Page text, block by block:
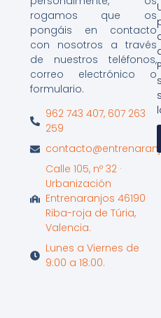
rogamos que os
pongáis en contacto
con nosotros a través
de nuestros teléfonos,
correo electrónico o
formulario.
962 743 407, 607 263
259
Calle 105, nº 32 ·
Urbanización
Entrenaranjos 46190
Riba-roja de Túria,
Valencia.
Lunes a Viernes de
9:00 a 18:00.